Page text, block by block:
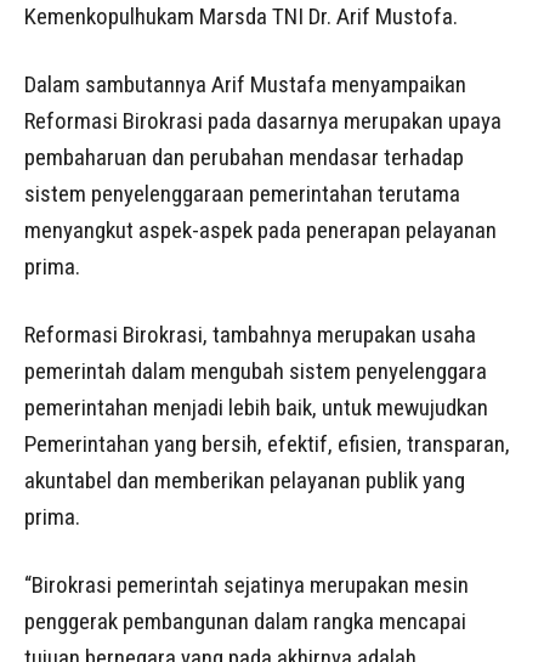
Kemenkopulhukam Marsda TNI Dr. Arif Mustofa.
Dalam sambutannya Arif Mustafa menyampaikan
Reformasi Birokrasi pada dasarnya merupakan upaya
pembaharuan dan perubahan mendasar terhadap
sistem penyelenggaraan pemerintahan terutama
menyangkut aspek-aspek pada penerapan pelayanan
prima.
Reformasi Birokrasi, tambahnya merupakan usaha
pemerintah dalam mengubah sistem penyelenggara
pemerintahan menjadi lebih baik, untuk mewujudkan
Pemerintahan yang bersih, efektif, efisien, transparan,
akuntabel dan memberikan pelayanan publik yang
prima.
“Birokrasi pemerintah sejatinya merupakan mesin
penggerak pembangunan dalam rangka mencapai